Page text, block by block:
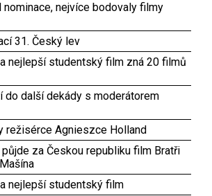
nominace, nejvíce bodovaly filmy
31. Český lev
nejlepší studentský film zná 20 filmů
do další dekády s moderátorem
režisérce Agnieszce Holland
za Českou republiku film Bratři
nejlepší studentský film